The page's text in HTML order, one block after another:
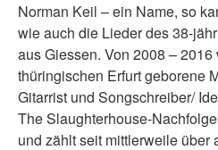
Norman Keil – ein Name, so
wie auch die Lieder des 38-
aus Giessen. Von 2008 – 2016
thüringischen Erfurt geborene
Gitarrist und Songschreiber/
The Slaughterhouse-
und zählt seit mittlerweile über